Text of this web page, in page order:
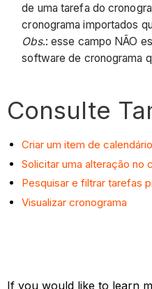
de uma tarefa do
cronograma importados
Obs.: esse campo NÃO
software de cronograma
Consulte
Criar um item de calendário
Solicitar uma alteração no
Pesquisar e filtrar tarefas
Visualizar cronograma
If you would like to learn